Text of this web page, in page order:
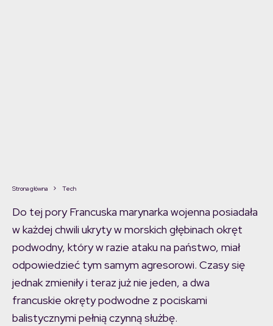
Strona główna Tech
Do tej pory Francuska marynarka wojenna posiadała
w każdej chwili ukryty w morskich głębinach okręt
podwodny, który w razie ataku na państwo, miał
odpowiedzieć tym samym agresorowi. Czasy się
jednak zmieniły i teraz już nie jeden, a dwa
francuskie okręty podwodne z pociskami
balistycznymi pełnią czynną służbę.